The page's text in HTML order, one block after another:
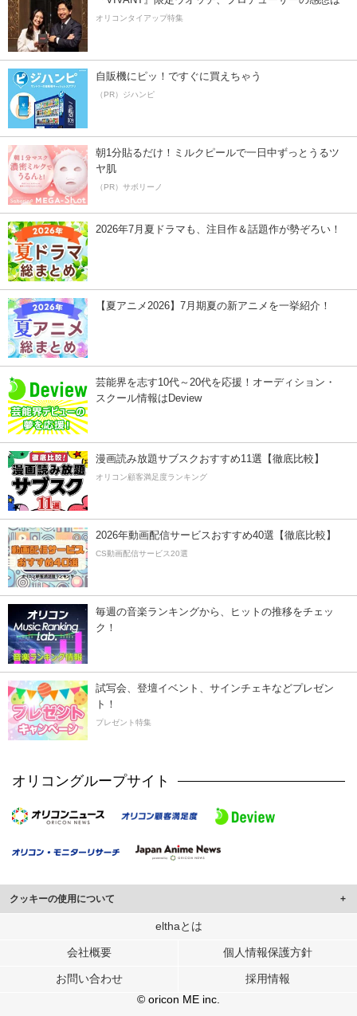
オリコンタイアップ特集
自販機にピッ！ですぐに買えちゃう
（PR）ジハンピ
朝1分貼るだけ！ミルクピールで一日中ずっとうるツ
ヤ肌
（PR）サボリーノ
2026年7月夏ドラマも、注目作＆話題作が勢ぞろい！
【夏アニメ2026】7月期夏の新アニメを一挙紹介！
芸能界を志す10代～20代を応援！オーディション・
スクール情報はDeview
漫画読み放題サブスクおすすめ11選【徹底比較】
オリコン顧客満足度ランキング
2026年動画配信サービスおすすめ40選【徹底比較】
CS動画配信サービス20選
毎週の音楽ランキングから、ヒットの推移をチェッ
ク！
試写会、登壇イベント、サインチェキなどプレゼン
ト！
プレゼント特集
オリコングループサイト
クッキーの使用について
このサイトでは Cookie を使用して、ユーザーに合わせたコンテンツや広告の
行っています。
メディアや広告配信、データ解析の各パートナーに提供しています。
各パートナーは、この情報とユーザーが各パートナーに提供した他の情報や、
ユーザーが各パートナーのサービスを使用したときに収集した他の情報を組み
elthaとは
会社概要 個人情報保護方針
お問い合わせ
採用情報
© oricon ME inc.